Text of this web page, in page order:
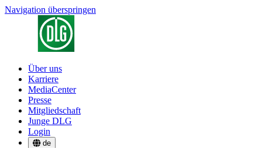
Navigation überspringen
Über uns
Karriere
MediaCenter
Presse
Mitgliedschaft
Junge DLG
Login
de